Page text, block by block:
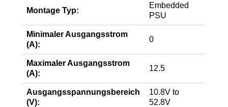
Montage Typ:
Embedded
PSU
Minimaler Ausgangsstrom
(A):
0
Maximaler Ausgangsstrom
(A):
12.5
Ausgangsspannungsbereich
(V):
10.8V to
52.8V